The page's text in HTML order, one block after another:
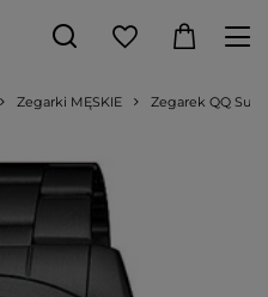
Zegarki MĘSKIE Zegarek QQ